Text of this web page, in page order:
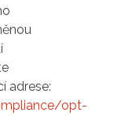
adrese:
opt-